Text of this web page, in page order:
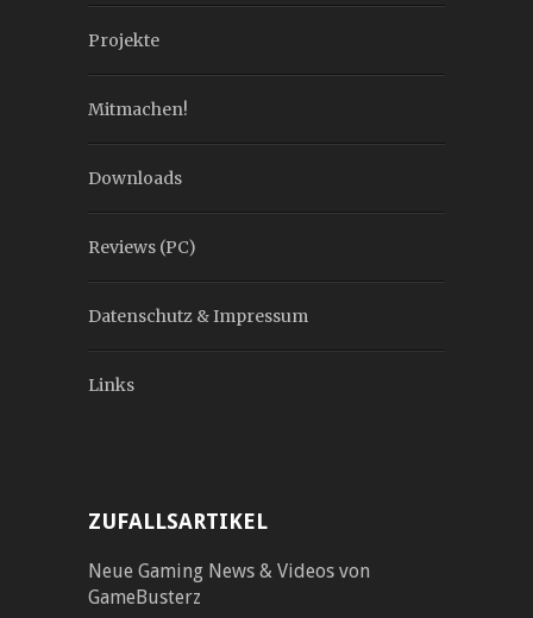
Projekte
Mitmachen!
Downloads
Reviews (PC)
Datenschutz & Impressum
Links
ZUFALLSARTIKEL
Neue Gaming News & Videos von
GameBusterz